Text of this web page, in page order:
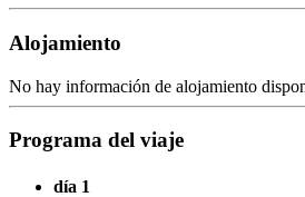
Alojamiento
No hay información de alojamiento
Programa del viaje
día 1